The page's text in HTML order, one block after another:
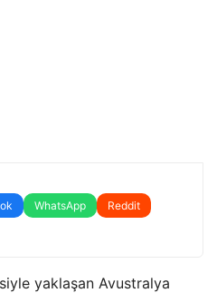
WhatsApp
Reddit
yaklaşan Avustralya